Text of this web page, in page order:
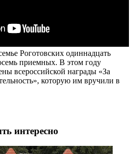
Роготовских одиннадцать
приемных. В этом году
всероссийской награды «За
которую им вручили в
интересно